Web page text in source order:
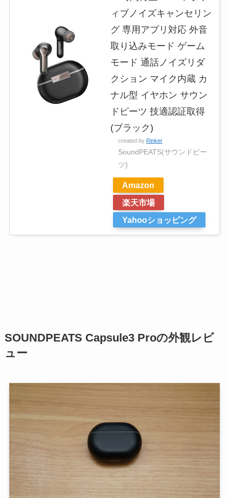
ィブノイズキャンセリン
グ 専用アプリ対応 外音
取り込みモード ゲーム
モード 通話ノイズリダ
クション マイク内蔵 カ
ナル型 イヤホン サウン
ドピーツ 技適認証取得
(ブラック)
created by Rinker
SoundPEATS(サウンドピー
ツ)
Amazon
楽天市場
Yahooショッピング
SOUNDPEATS Capsule3 Proの外観レビ
ュー